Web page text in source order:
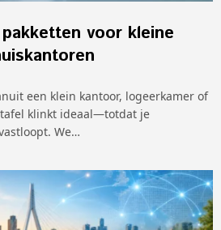
voor kleine
een klein kantoor, logeerkamer of
klinkt ideaal—totdat je
We…